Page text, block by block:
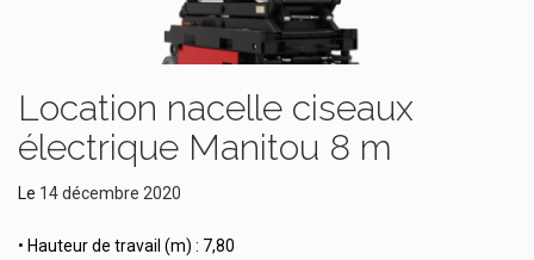
Location nacelle ciseaux
électrique Manitou 8 m
Le 14 décembre 2020
• Hauteur de travail (m) : 7,80